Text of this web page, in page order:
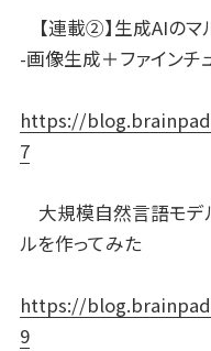
【連載②】生成AIのマ
-画像生成＋ファインチ
https://
7
大規模自然言語モデ
ルを作ってみた
https://
9